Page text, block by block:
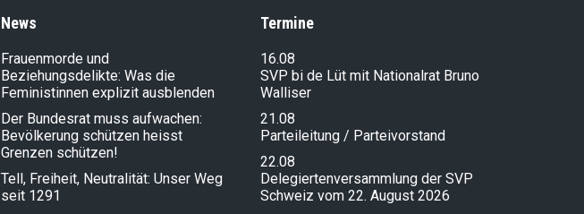
News
Frauenmorde und
Beziehungsdelikte: Was die
Feministinnen explizit ausblenden
Der Bundesrat muss aufwachen:
Bevölkerung schützen heisst
Grenzen schützen!
Tell, Freiheit, Neutralität: Unser Weg
seit 1291
Termine
16.08
SVP bi de Lüt mit Nationalrat Bruno
Walliser
21.08
Parteileitung / Parteivorstand
22.08
Delegiertenversammlung der SVP
Schweiz vom 22. August 2026